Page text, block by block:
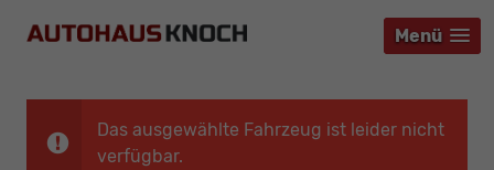
Menü
Menü
Menü
Das ausgewählte Fahrzeug ist leider nicht
verfügbar.